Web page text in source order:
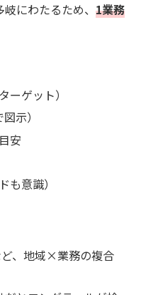
にわたるため、 1業務
ーゲット）
示）
安
も意識）
、地域×業務の複合